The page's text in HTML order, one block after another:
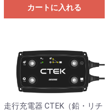
カートに入れる
走行充電器 CTEK（鉛・リチ